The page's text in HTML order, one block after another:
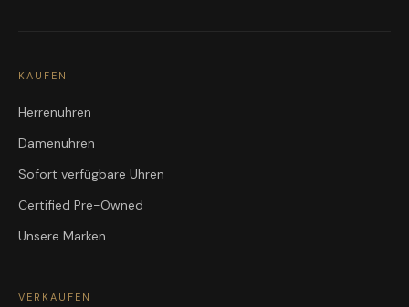
KAUFEN
Herrenuhren
Damenuhren
Sofort verfügbare Uhren
Certified Pre-Owned
Unsere Marken
VERKAUFEN